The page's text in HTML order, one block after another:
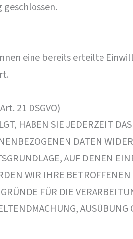
eine bereits erteilte
21 DSGVO)
HABEN SIE JEDERZEIT
DATEN
AUF DENEN
WIR IHRE
FÜR DIE
AUSÜBUNG